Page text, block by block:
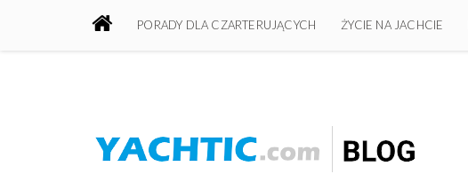
PORADY DLA CZARTERUJĄCYCH ŻYCIE NA JACHCIE